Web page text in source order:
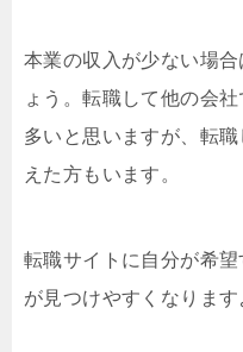
本業の収入が少ない場
ょう。転職して他の会
多いと思いますが、転
えた方もいます。
転職サイトに自分が希
が見つけやすくなります